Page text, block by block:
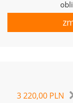
3 220,00 PLN